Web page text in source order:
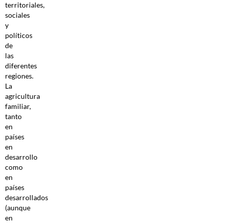
territoriales,
sociales
y
políticos
de
las
diferentes
regiones.
La
agricultura
familiar,
tanto
en
países
en
desarrollo
como
en
países
desarrollados
(aunque
en